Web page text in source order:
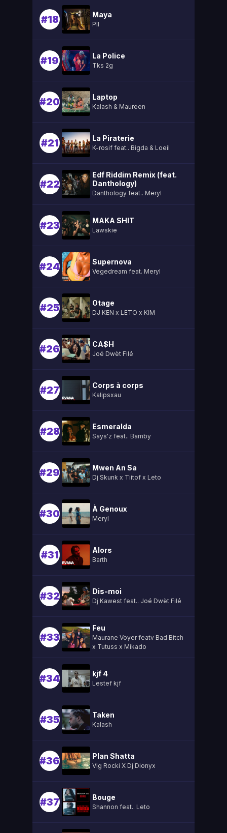
#18 Maya
Pll
#19 La Police
Tks 2g
#20 Laptop
Kalash & Maureen
#21 La Piraterie
K-rosif feat.. Bigda & Loeil
#22
Edf Riddim Remix (feat.
Danthology)
Danthology feat.. Meryl
#23 MAKA SHIT
Lawskie
#24 Supernova
Vegedream feat. Meryl
#25 Otage
DJ KEN x LETO x KIM
#26 CA$H
Joé Dwèt Filé
#27 Corps à corps
Kalipsxau
#28 Esmeralda
Says'z feat.. Bamby
#29 Mwen An Sa
Dj Skunk x Tiitof x Leto
#30 À Genoux
Meryl
#31 Alors
Barth
#32 Dis-moi
Dj Kawest feat.. Joé Dwèt Filé
#33
Feu
Maurane Voyer featv Bad Bitch
x Tutuss x Mikado
#34 kjf 4
Lestef kjf
#35 Taken
Kalash
#36 Plan Shatta
Vlg Rocki X Dj Dionyx
#37 Bouge
Shannon feat.. Leto